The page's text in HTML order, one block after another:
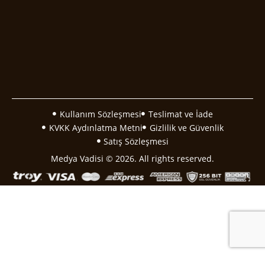
Kullanım Sözleşmesi
Teslimat ve İade
KVKK Aydınlatma Metni
Gizlilik ve Güvenlik
Satış Sözleşmesi
Medya Vadisi © 2026. All rights reserved.